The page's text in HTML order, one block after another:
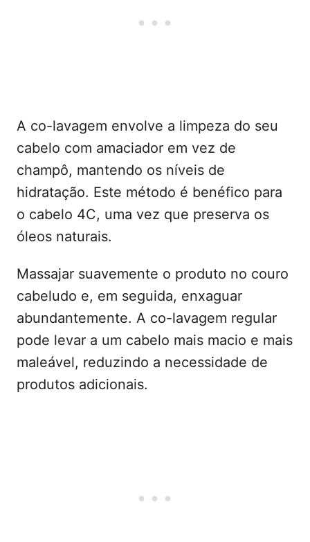
A co-lavagem envolve a limpeza do seu
cabelo com amaciador em vez de
champô, mantendo os níveis de
hidratação. Este método é benéfico para
o cabelo 4C, uma vez que preserva os
óleos naturais.
Massajar suavemente o produto no couro
cabeludo e, em seguida, enxaguar
abundantemente. A co-lavagem regular
pode levar a um cabelo mais macio e mais
maleável, reduzindo a necessidade de
produtos adicionais.